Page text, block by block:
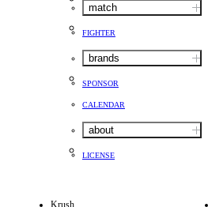
match
FIGHTER
brands
SPONSOR
CALENDAR
about
LICENSE